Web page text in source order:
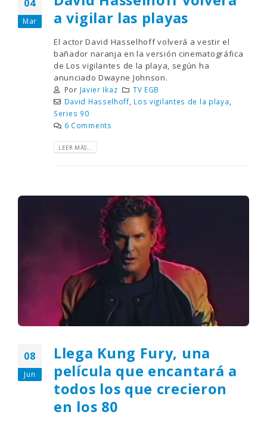
04
Mar
a vigilar las playas
El actor David Hasselhoff volverá a vestir el
bañador naranja en la versión cinematográfica
de Los vigilantes de la playa, según ha
anunciado Dwayne Johnson.
Por Javier Ikaz
TV EGB
David Hasselhoff, Los vigilantes de la playa,
Series 90
6 Comments
LEER MÁS...
08
Jun
Llega Kung Fury, una
película que encantará a
todos los que crecieron
en los 80